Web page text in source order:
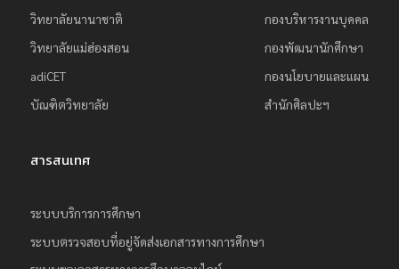
ม่
วิทยาลัยนานาชาติ
วิทยาลัยแม่ฮ่องสอน
adiCET
บัณฑิตวิทยาลัย
กองบริหารงานบุคคล
กองพัฒนานักศึกษา
กองนโยบายและแผน
สำนักศิลปะฯ
สารสนเทศ
ระบบบริการการศึกษา
ระบบตรวจสอบที่อยู่จัดส่งเอกสารทางการศึกษา